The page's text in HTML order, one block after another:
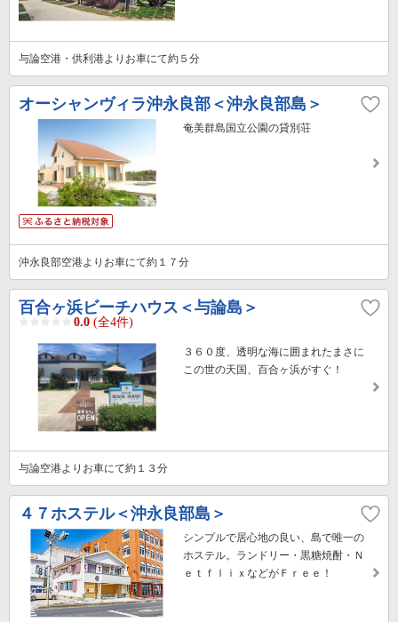
与論空港・供利港よりお車にて約５分
オーシャンヴィラ沖永良部＜沖永良部島＞
奄美群島国立公園の貸別荘
沖永良部空港よりお車にて約１７分
百合ヶ浜ビーチハウス＜与論島＞
0.0 (全4件)
３６０度、透明な海に囲まれたまさに
この世の天国、百合ヶ浜がすぐ！
与論空港よりお車にて約１３分
４７ホステル＜沖永良部島＞
シンプルで居心地の良い、島で唯一の
ホステル。ランドリー・黒糖焼酎・Ｎ
ｅｔｆｌｉｘなどがＦｒｅｅ！